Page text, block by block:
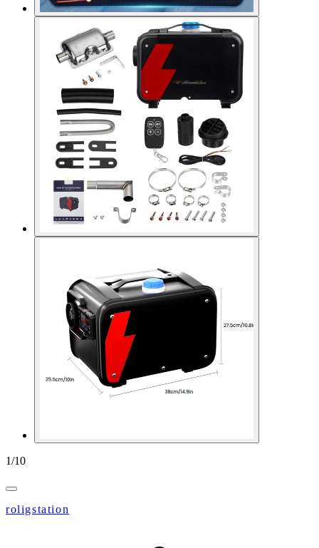
1/10
roligstation